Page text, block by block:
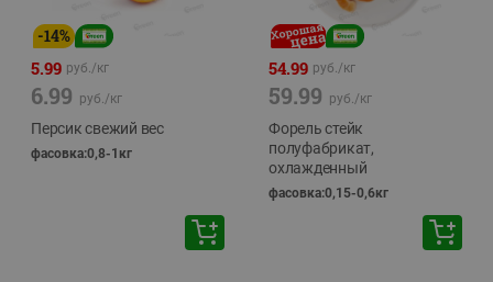
-14%
5.99 руб./кг
6.99 руб./кг
Персик свежий вес
фасовка:0,8-1кг
54.99 руб./кг
59.99 руб./кг
Форель стейк
полуфабрикат,
охлажденный
фасовка:0,15-0,6кг